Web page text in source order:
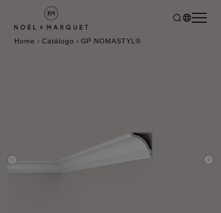
Home Catálogo GP NOMASTYL®